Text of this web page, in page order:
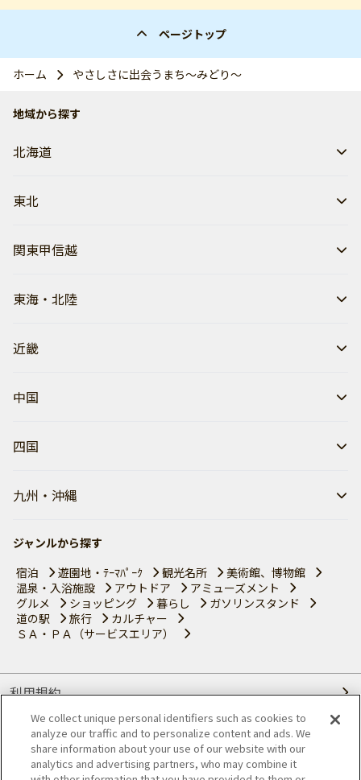
ページトップ
ホーム やさしさに出会うまち〜みどり〜
地域から探す
北海道
東北
関東甲信越
東海・北陸
近畿
中国
四国
九州・沖縄
ジャンルから探す
宿泊
遊園地・ﾃｰﾏﾊﾟｰｸ 観光名所
美術館、博物館
温泉・入浴施設
アウトドア
アミューズメント
グルメ
ショッピング 暮らし
ガソリンスタンド
道の駅
旅行
カルチャー
ＳＡ・ＰＡ（サービスエリア）
利用規約
個人情報の取り扱いについて
会員優待サービスの提携をご検討の方へ
We collect unique personal identifiers such as cookies to
analyze our traffic and to personalize content and ads. We
share information about your use of our website with our
analytics and advertising partners, who may combine it